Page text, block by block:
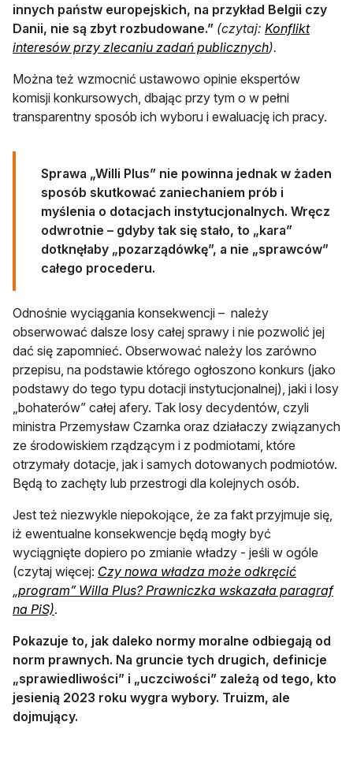
innych państw europejskich, na przykład Belgii czy
Danii, nie są zbyt rozbudowane.” (czytaj: Konflikt
interesów przy zlecaniu zadań publicznych).
Można też wzmocnić ustawowo opinie ekspertów
komisji konkursowych, dbając przy tym o w pełni
transparentny sposób ich wyboru i ewaluację ich pracy.
Sprawa „Willi Plus” nie powinna jednak w żaden
sposób skutkować zaniechaniem prób i
myślenia o dotacjach instytucjonalnych. Wręcz
odwrotnie – gdyby tak się stało, to „kara”
dotknęłaby „pozarządówkę”, a nie „sprawców”
całego procederu.
Odnośnie wyciągania konsekwencji – należy
obserwować dalsze losy całej sprawy i nie pozwolić jej
dać się zapomnieć. Obserwować należy los zarówno
przepisu, na podstawie którego ogłoszono konkurs (jako
podstawy do tego typu dotacji instytucjonalnej), jaki i losy
„bohaterów” całej afery. Tak losy decydentów, czyli
ministra Przemysław Czarnka oraz działaczy związanych
ze środowiskiem rządzącym i z podmiotami, które
otrzymały dotacje, jak i samych dotowanych podmiotów.
Będą to zachęty lub przestrogi dla kolejnych osób.
Jest też niezwykle niepokojące, że za fakt przyjmuje się,
iż ewentualne konsekwencje będą mogły być
wyciągnięte dopiero po zmianie władzy - jeśli w ogóle
(czytaj więcej: Czy nowa władza może odkręcić
„program” Willa Plus? Prawniczka wskazała paragraf
na PiS).
Pokazuje to, jak daleko normy moralne odbiegają od
norm prawnych. Na gruncie tych drugich, definicje
„sprawiedliwości” i „uczciwości” zależą od tego, kto
jesienią 2023 roku wygra wybory. Truizm, ale
dojmujący.